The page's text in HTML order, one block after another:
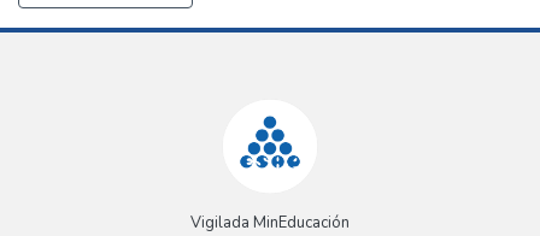
Vigilada MinEducación